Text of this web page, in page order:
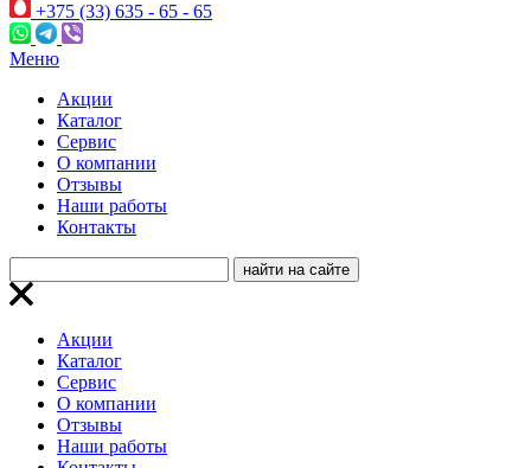
+375 (33) 635 - 65 - 65
Меню
Акции
Каталог
Сервис
О компании
Отзывы
Наши работы
Контакты
Акции
Каталог
Сервис
О компании
Отзывы
Наши работы